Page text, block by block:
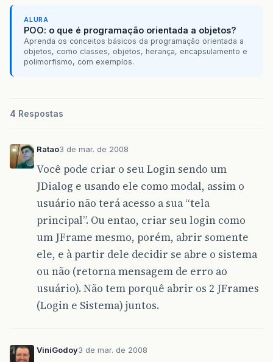
ALURA
POO: o que é programação orientada a objetos?
Aprenda os conceitos básicos da programação orientada a
objetos, como classes, objetos, herança, encapsulamento e
polimorfismo, com exemplos.
4 Respostas
Ratao3 de mar. de 2008
Você pode criar o seu Login sendo um
JDialog e usando ele como modal, assim o
usuário não terá acesso a sua “tela
principal”. Ou entao, criar seu login como
um JFrame mesmo, porém, abrir somente
ele, e à partir dele decidir se abre o sistema
ou não (retorna mensagem de erro ao
usuário). Não tem porquê abrir os 2 JFrames
(Login e Sistema) juntos.
ViniGodoy3 de mar. de 2008